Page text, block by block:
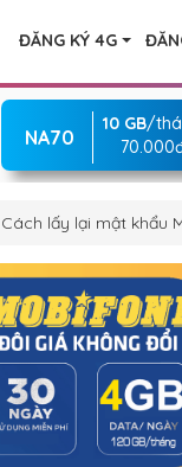
ĐĂNG KÝ 4G
NA70
10 GB/
Cách lấy lại mật khẩu